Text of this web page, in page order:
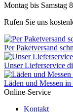
Montag bis Samstag
Rufen Sie uns
Per Paketversand
Unser Lieferservice
Läden und Messen
Online-Service
Kontakt